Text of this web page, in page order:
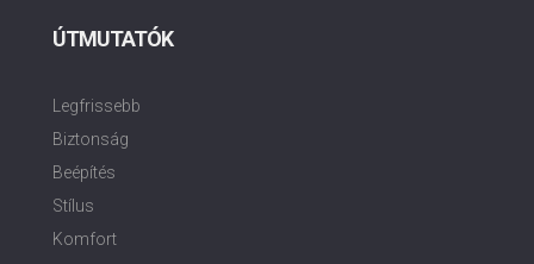
ÚTMUTATÓK
Legfrissebb
Biztonság
Beépítés
Stílus
Komfort